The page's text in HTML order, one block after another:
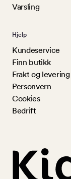
Varsling
Hjelp
Kundeservice
Finn butikk
Frakt og levering
Personvern
Cookies
Bedrift